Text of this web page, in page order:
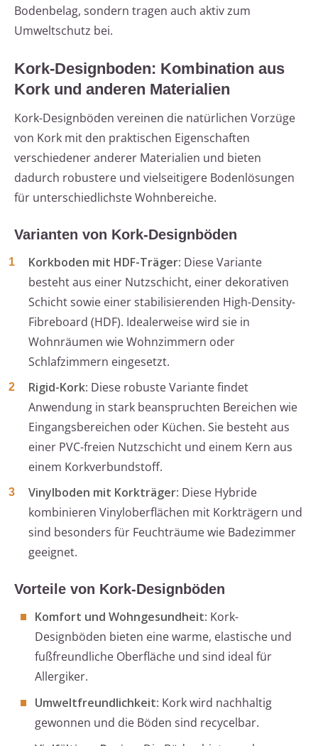
Bodenbelag, sondern tragen auch aktiv zum
Umweltschutz bei.
Kork-Designboden: Kombination aus
Kork und anderen Materialien
Kork-Designböden vereinen die natürlichen Vorzüge
von Kork mit den praktischen Eigenschaften
verschiedener anderer Materialien und bieten
dadurch robustere und vielseitigere Bodenlösungen
für unterschiedlichste Wohnbereiche.
Varianten von Kork-Designböden
Korkboden mit HDF-Träger: Diese Variante
besteht aus einer Nutzschicht, einer dekorativen
Schicht sowie einer stabilisierenden High-Density-
Fibreboard (HDF). Idealerweise wird sie in
Wohnräumen wie Wohnzimmern oder
Schlafzimmern eingesetzt.
Rigid-Kork: Diese robuste Variante findet
Anwendung in stark beanspruchten Bereichen wie
Eingangsbereichen oder Küchen. Sie besteht aus
einer PVC-freien Nutzschicht und einem Kern aus
einem Korkverbundstoff.
Vinylboden mit Korkträger: Diese Hybride
kombinieren Vinyloberflächen mit Korkträgern und
sind besonders für Feuchträume wie Badezimmer
geeignet.
Vorteile von Kork-Designböden
Komfort und Wohngesundheit: Kork-
Designböden bieten eine warme, elastische und
fußfreundliche Oberfläche und sind ideal für
Allergiker.
Umweltfreundlichkeit: Kork wird nachhaltig
gewonnen und die Böden sind recycelbar.